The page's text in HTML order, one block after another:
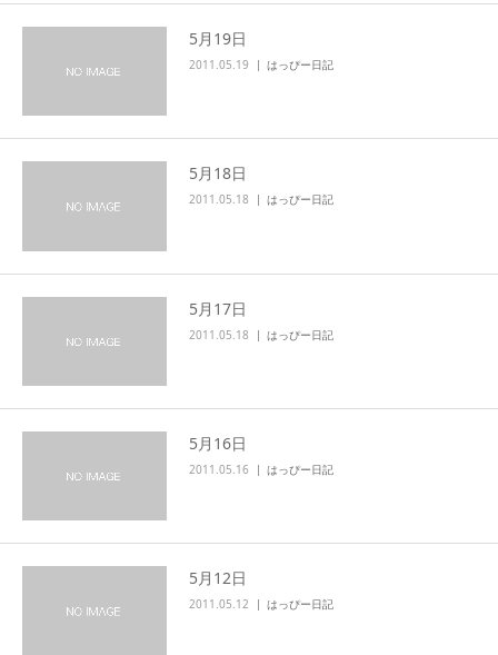
5月19日
2011.05.19 はっぴー日記
5月18日
2011.05.18 はっぴー日記
5月17日
2011.05.18 はっぴー日記
5月16日
2011.05.16 はっぴー日記
5月12日
2011.05.12 はっぴー日記